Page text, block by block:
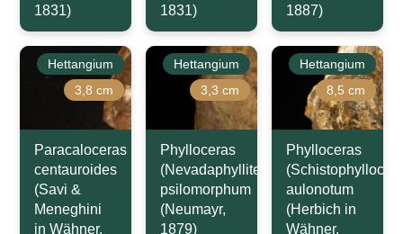
1831)
1831)
1887)
Hettangium
3,8 cm
Paracaloceras
centauroides
(Savi &
Meneghini
in Wähner,
Hettangium
3,3 cm
Phylloceras
(Nevadaphyllites)
psilomorphum
(Neumayr,
1879)
Hettangium
8,5 cm
Phylloceras
aulonotum
(Herbich in
Wähner,